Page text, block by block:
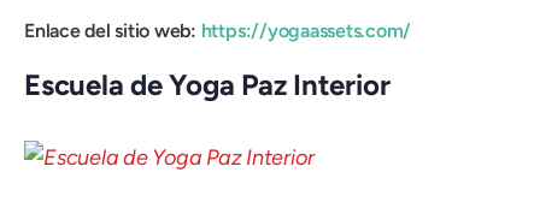
Enlace del sitio web: https://yogaassets.com/
Escuela de Yoga Paz Interior